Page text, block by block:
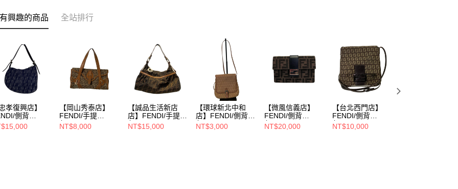
興趣的商品 全站排行
孝復興店】
側背
8BR248
【岡山秀泰店】
FENDI/手提
包//2477-8BN147-
RQ8-058
NT$8,000
【誠品生活新店
店】FENDI/手提
包//8BR448-HWR
128-2354
NT$15,000
【環球新北中和
店】FENDI/側背
包//
NT$3,000
【微風信義店】
FENDI/側背
包//7M0295 A9ZL
209-0501
NT$20,000
【台北西門店】
FENDI/側背
包//2228・
8BT075・J04・
NT$10,000